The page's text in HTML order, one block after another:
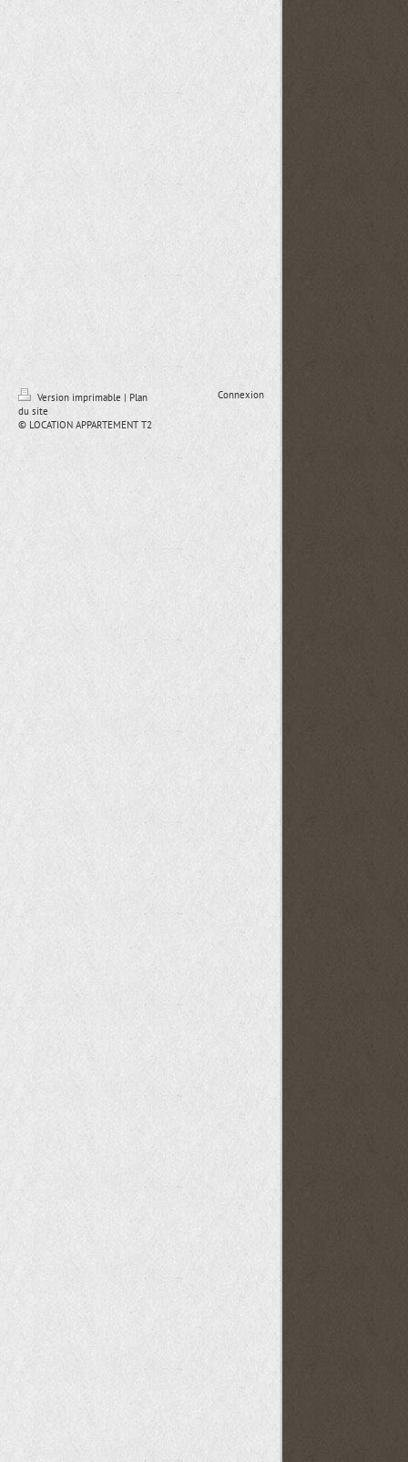
Version imprimable | Plan
du site
© LOCATION APPARTEMENT T2
Connexion